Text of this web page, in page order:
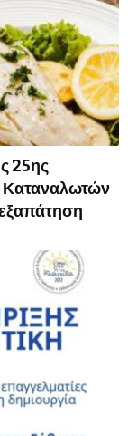
25ης